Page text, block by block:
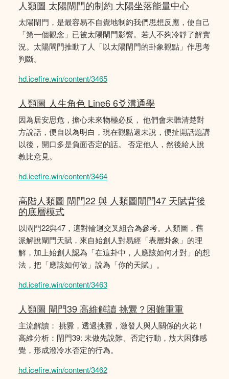
人類圖 太陽閘門的制約 大陽坐落能量中心
太陽閘門，是最容易不自覺地制約我們思想反應，使自己
「第一個觀念」已被太陽閘門影響。若人不夠冷靜了解實
況。太陽閘門推動了人「以太陽閘門的卦象觀點」作思考
判斷。
hd.icefire.win/content/3465
人類圖 人生角色 Line6 6爻溝通學
因為居安思危，擔心未來物極必反， 他們會未聽清楚對
方說話，便自以為明白，現在觀點還未說，便扯開話題講
以後，開口多是負面否定的話。 否定他人，然後給人說
教比意見。
hd.icefire.win/content/3464
高階人類圖 閘門22 與 人類圖閘門47 天賦背後
的底層模式
以閘門22與47，這對輪迴交叉組合為參考。人類圖，舊
派解說閘門天賦，來自始創人對易經「表層卦象」的理
解，加上始創人認為「在這卦中，人應該如何才對」的想
法，把「應該如何做」說為「你的天賦」。
hd.icefire.win/content/3463
人類圖 閘門39 高維解讀 挑釁？困難重重
主流解讀： 挑釁，透過挑釁，激發人與人關係的火花！
高維分析：閘門39: 未做先說難、否定行動，放大困難感
覺，形成潑冷水否定的行為。
hd.icefire.win/content/3462